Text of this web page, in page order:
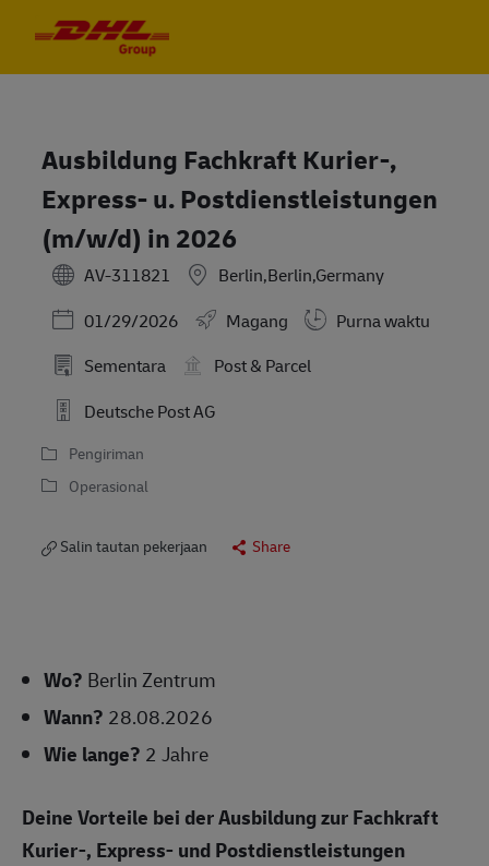
Ausbildung Fachkraft Kurier-,
Express- u. Postdienstleistungen
(m/w/d) in 2026
AV-311821
Berlin,Berlin,Germany
Posted Date
01/29/2026 Magang
Purna waktu
Sementara
Post & Parcel
Deutsche Post AG
Pengiriman
Operasional
Salin tautan pekerjaan Share
Wo? Berlin Zentrum
Wann? 28.08.2026
Wie lange? 2 Jahre
Deine Vorteile bei der Ausbildung zur Fachkraft
Kurier-, Express- und Postdienstleistungen